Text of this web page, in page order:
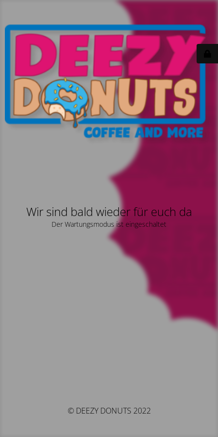
Wir sind bald wieder für euch da
Der Wartungsmodus ist eingeschaltet
© DEEZY DONUTS 2022